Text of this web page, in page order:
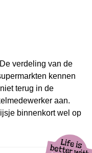
verdeling van de
kennen
terug in de
aan.
binnenkort wel op